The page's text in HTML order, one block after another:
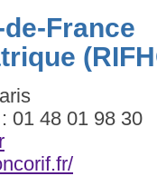
01 48 01 98 30